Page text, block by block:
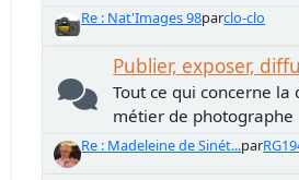
Re : Nat'Images 98parclo-clo
Publier, exposer,
Tout ce qui concerne la
métier de photographe
Re : Madeleine de Sinét...par